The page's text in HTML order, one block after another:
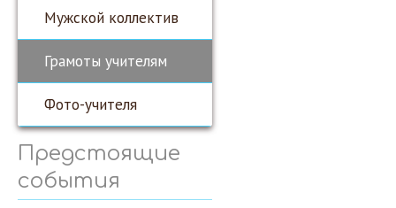
Мужской коллектив
Грамоты учителям
Фото-учителя
Предстоящие
события